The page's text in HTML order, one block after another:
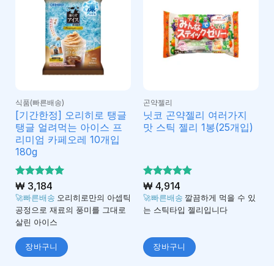
식품(빠른배송)
[기간한정] 오리히로 탱글
탱글 얼려먹는 아이스 프
리미엄 카페오레 10개입
180g
5 중에서
5로 평가
됨
₩3,184
🚀빠른배송 오리히로만의 아셉틱
공정으로 재료의 풍미를 그대로
살린 아이스
장바구니
곤약젤리
닛코 곤약젤리 여러가지
맛 스틱 젤리 1봉(25개입)
5 중에서
5로 평가
됨
₩4,914
🚀빠른배송 깔끔하게 먹을 수 있
는 스틱타입 젤리입니다
장바구니